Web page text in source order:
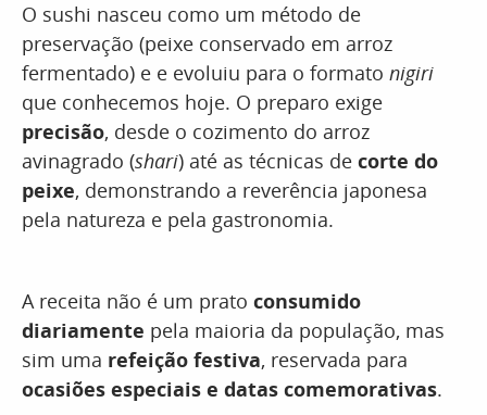
O sushi nasceu como um método de
preservação (peixe conservado em arroz
fermentado) e e evoluiu para o formato nigiri
que conhecemos hoje. O preparo exige
precisão, desde o cozimento do arroz
avinagrado (shari) até as técnicas de corte do
peixe, demonstrando a reverência japonesa
pela natureza e pela gastronomia.
A receita não é um prato consumido
diariamente pela maioria da população, mas
sim uma refeição festiva, reservada para
ocasiões especiais e datas comemorativas.